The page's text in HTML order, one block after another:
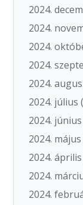
2024.
2024.
2024.
2024.
2024.
2024. július
2024. június
2024. május
2024. április
2024.
2024.